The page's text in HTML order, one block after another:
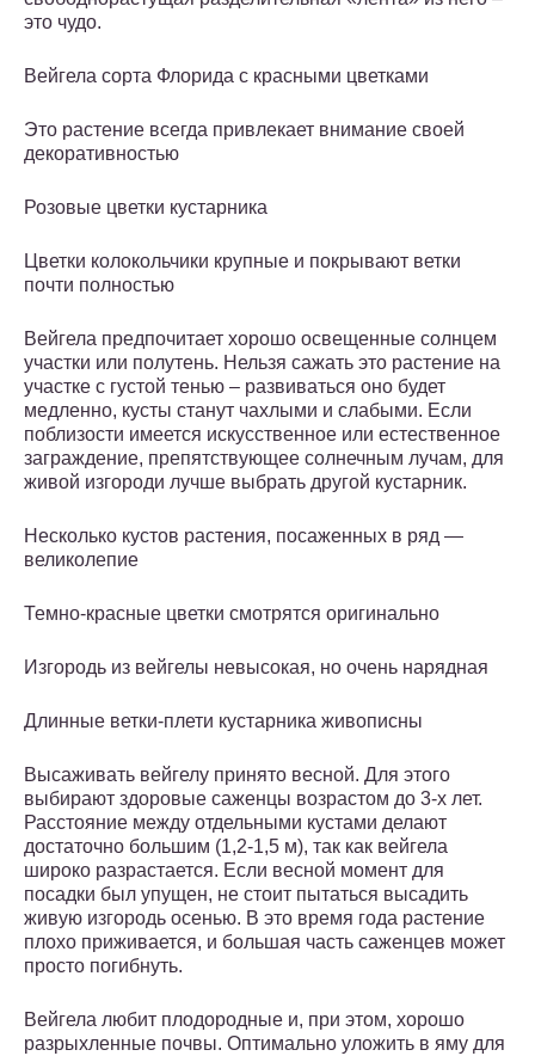
это чудо.
Вейгела сорта Флорида с красными цветками
Это растение всегда привлекает внимание своей
декоративностью
Розовые цветки кустарника
Цветки колокольчики крупные и покрывают ветки
почти полностью
Вейгела предпочитает хорошо освещенные солнцем
участки или полутень. Нельзя сажать это растение на
участке с густой тенью – развиваться оно будет
медленно, кусты станут чахлыми и слабыми. Если
поблизости имеется искусственное или естественное
заграждение, препятствующее солнечным лучам, для
живой изгороди лучше выбрать другой кустарник.
Несколько кустов растения, посаженных в ряд —
великолепие
Темно-красные цветки смотрятся оригинально
Изгородь из вейгелы невысокая, но очень нарядная
Длинные ветки-плети кустарника живописны
Высаживать вейгелу принято весной. Для этого
выбирают здоровые саженцы возрастом до 3-х лет.
Расстояние между отдельными кустами делают
достаточно большим (1,2-1,5 м), так как вейгела
широко разрастается. Если весной момент для
посадки был упущен, не стоит пытаться высадить
живую изгородь осенью. В это время года растение
плохо приживается, и большая часть саженцев может
просто погибнуть.
Вейгела любит плодородные и, при этом, хорошо
разрыхленные почвы. Оптимально уложить в яму для